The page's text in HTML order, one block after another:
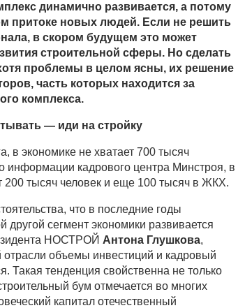
динамично развивается, а потому
притоке новых людей. Если не решить
в скором будущем это может
строительной сферы. Но сделать
проблемы в целом ясны, их решение
часть которых находится за
комплекса.
— иди на стройку
в экономике не хватает 700 тысяч
информации кадрового центра Минстроя, в
200 тысяч человек и еще 100 тысяч в ЖКХ.
что в последние годы
другой сегмент экономики развивается
НОСТРОЙ Антона Глушкова,
отрасли объемы инвестиций и кадровый
Такая тенденция свойственна не только
бум отмечается во многих
капитал отечественный